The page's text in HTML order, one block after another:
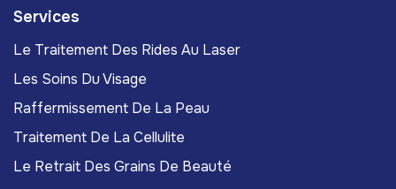
Services
Le Traitement Des Rides Au Laser
Les Soins Du Visage
Raffermissement De La Peau
Traitement De La Cellulite
Le Retrait Des Grains De Beauté